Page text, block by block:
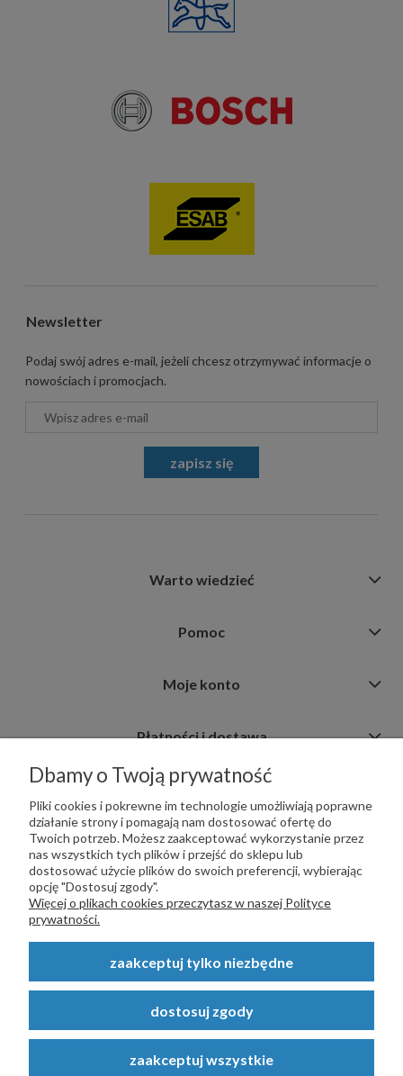
Newsletter
Podaj swój adres e-mail, jeżeli chcesz otrzymywać informacje o
nowościach i promocjach.
zapisz się
Warto wiedzieć
Pomoc
Moje konto
Płatności i dostawa
Informacje
PŁATNOŚCI OBSŁUGUJE:
Copyright © 2023STALSKLEP.PL- Akcesoria do bram i ogrodzeń -
STALSKLEP ul. Feliksa Wrobela 4a, 30-798 Kraków. Wszystkie prawa
Dbamy o Twoją prywatność
Pliki cookies i pokrewne im technologie umożliwiają poprawne
działanie strony i pomagają nam dostosować ofertę do
Twoich potrzeb. Możesz zaakceptować wykorzystanie przez
nas wszystkich tych plików i przejść do sklepu lub
dostosować użycie plików do swoich preferencji, wybierając
opcję "Dostosuj zgody".
Więcej o plikach cookies przeczytasz w naszej Polityce
prywatności.
zaakceptuj tylko niezbędne
dostosuj zgody
zaakceptuj wszystkie